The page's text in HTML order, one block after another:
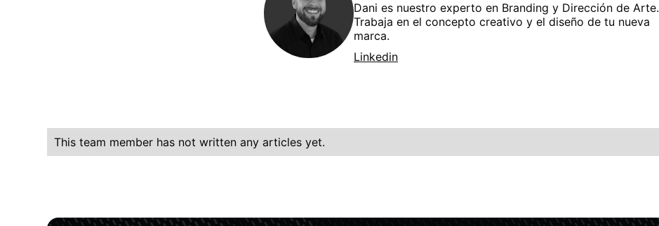
Dani es nuestro experto en Branding y Dirección de Arte.
Trabaja en el concepto creativo y el diseño de tu nueva
marca.
Linkedin
This team member has not written any articles yet.